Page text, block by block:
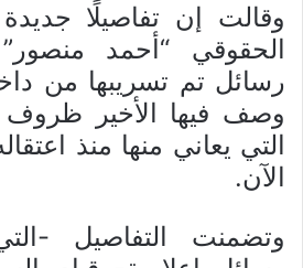
وقالت إن تفاصيلًا
رسائل تم تسريبها من
وصف فيها الأخير ظروف
الآن.
وتضمنت التفاصيل -